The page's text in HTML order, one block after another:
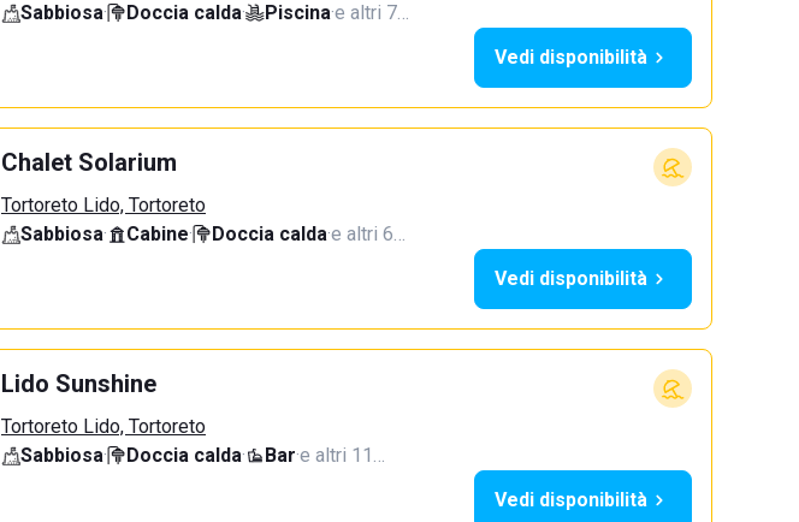
Sabbiosa· Doccia calda· Piscina·e altri 7…
Vedi disponibilità
Chalet Solarium
Tortoreto Lido, Tortoreto
Sabbiosa· Cabine· Doccia calda·e altri 6…
Vedi disponibilità
Lido Sunshine
Tortoreto Lido, Tortoreto
Sabbiosa· Doccia calda· Bar·e altri 11…
Vedi disponibilità